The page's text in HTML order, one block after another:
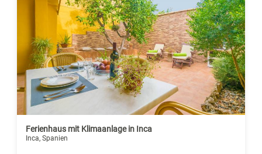
Ferienhaus mit Klimaanlage in Inca
Inca, Spanien